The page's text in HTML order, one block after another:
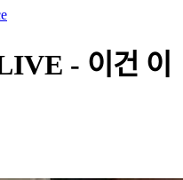
- 이건 이